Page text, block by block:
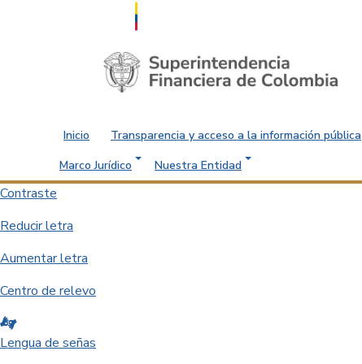
Saltar al contenido principal
Inicio Transparencia y acceso a la información pública
Marco Jurídico
Nuestra Entidad
Contraste
Reducir letra
Aumentar letra
Centro de relevo
Lengua de señas